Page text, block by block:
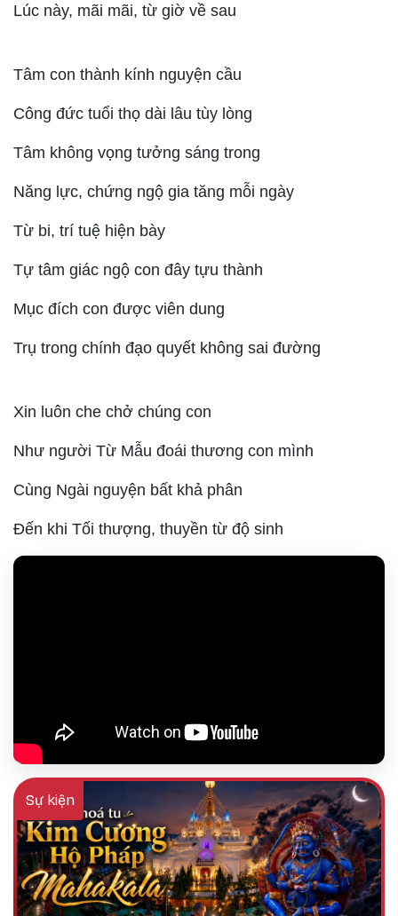
Lúc này, mãi mãi, từ giờ về sau
Tâm con thành kính nguyện cầu
Công đức tuổi thọ dài lâu tùy lòng
Tâm không vọng tưởng sáng trong
Năng lực, chứng ngộ gia tăng mỗi ngày
Từ bi, trí tuệ hiện bày
Tự tâm giác ngộ con đây tựu thành
Mục đích con được viên dung
Trụ trong chính đạo quyết không sai đường
Xin luôn che chở chúng con
Như người Từ Mẫu đoái thương con mình
Cùng Ngài nguyện bất khả phân
Đến khi Tối thượng, thuyền từ độ sinh
Sự kiện